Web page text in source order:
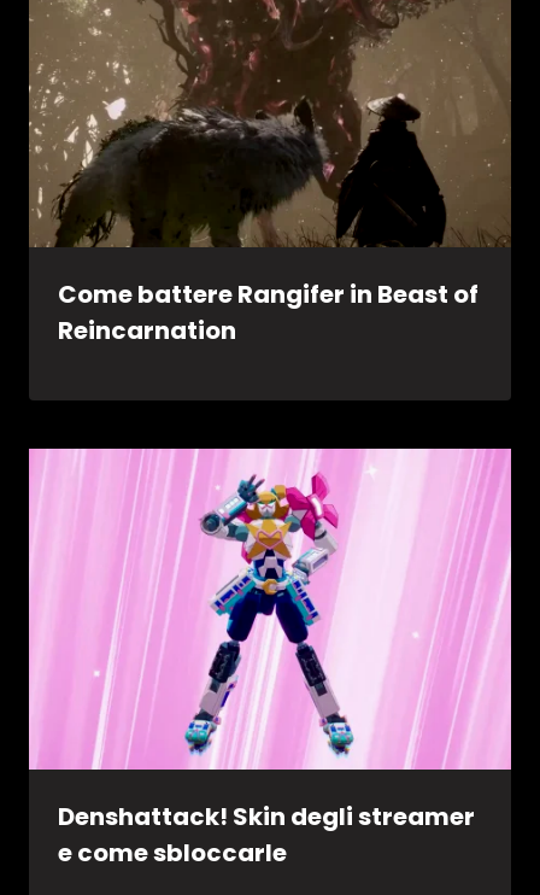
Come battere Rangifer in Beast of
Reincarnation
Denshattack! Skin degli streamer
e come sbloccarle